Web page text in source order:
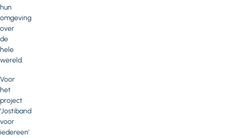
hun
omgeving
over
de
hele
wereld.
Voor
het
project
‘Jostiband
voor
iedereen’